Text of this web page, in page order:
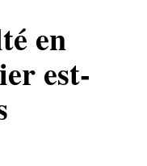
en
est-